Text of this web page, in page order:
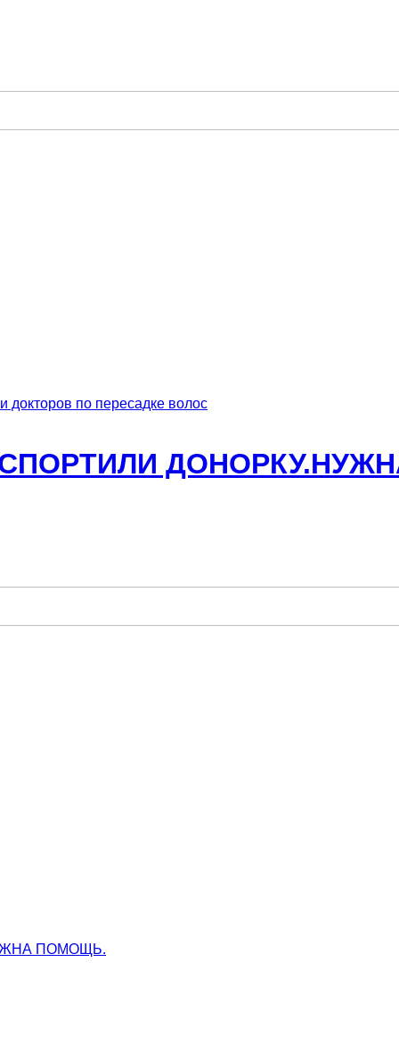
докторов по пересадке волос
ПОМОЩЬ.